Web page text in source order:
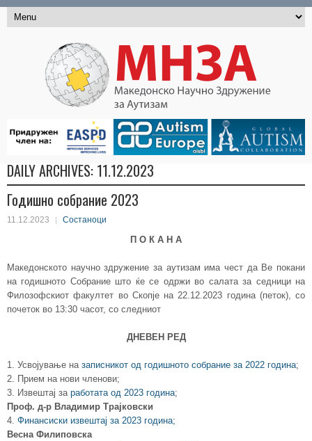
DAILY ARCHIVES: 11.12.2023
Годишно собрание 2023
11.12.2023 Состаноци
П О К А Н А
Македонското научно здружение за аутизам има чест да Ве покани
на годишното Собрание што ќе се одржи во салата за седници на
Филозофскиот факултет во Скопје на 22.12.2023 година (петок), со
почеток во 13:30 часот, со следниот
ДНЕВЕН РЕД
1. Усвојување на записникот од годишното собрание за 2022 година;
2. Прием на нови членови;
3. Извештај за работата од 2023 година;
Проф. д-р Владимир Трајковски
4. Финансиски извештај за 2023 година;
Весна Филиповска